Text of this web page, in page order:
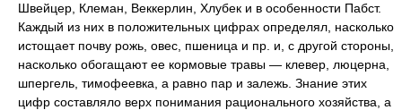
Швейцер, Клеман, Веккерлин, Хлубек и в особенности Пабст.
Каждый из них в положительных цифрах определял, насколько
истощает почву рожь, овес, пшеница и пр. и, с другой стороны,
насколько обогащают ее кормовые травы — клевер, люцерна,
шпергель, тимофеевка, а равно пар и залежь. Знание этих
цифр составляло верх понимания рационального хозяйства, а